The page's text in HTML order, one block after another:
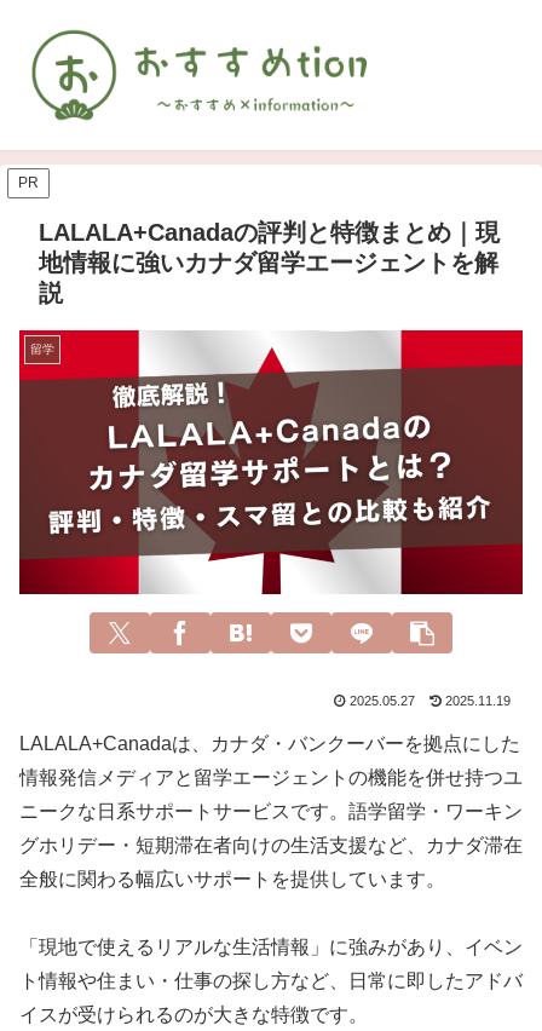
PR
LALALA+Canadaの評判と特徴まとめ｜現
地情報に強いカナダ留学エージェントを解
説
留学
2025.05.27 2025.11.19
LALALA+Canadaは、カナダ・バンクーバーを拠点にした
情報発信メディアと留学エージェントの機能を併せ持つユ
ニークな日系サポートサービスです。語学留学・ワーキン
グホリデー・短期滞在者向けの生活支援など、カナダ滞在
全般に関わる幅広いサポートを提供しています。
「現地で使えるリアルな生活情報」に強みがあり、イベン
ト情報や住まい・仕事の探し方など、日常に即したアドバ
イスが受けられるのが大きな特徴です。